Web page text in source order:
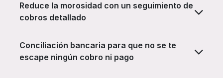
Reduce la morosidad con un seguimiento de
cobros detallado
Conciliación bancaria para que no se te
escape ningún cobro ni pago